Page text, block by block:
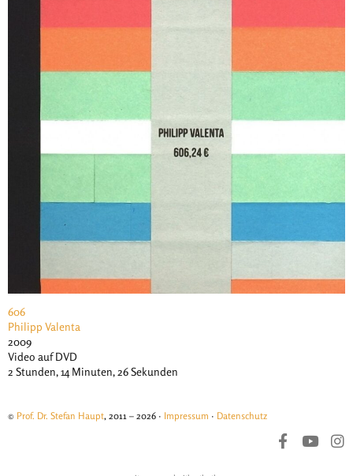
606
Philipp Valenta
2009
Video auf DVD
2 Stunden, 14 Minuten, 26 Sekunden
© Prof. Dr. Stefan Haupt, 2011 – 2026 · Impressum · Datenschutz